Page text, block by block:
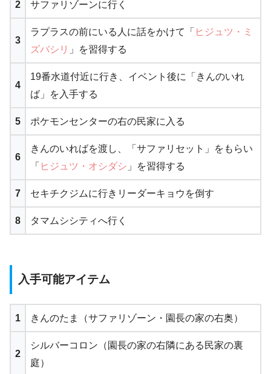
2 サファリゾーンに行く
3
ラプラスの前にいる人に話をかけて「 ヒジュツ・ミ
ズバシリ 」を習得する
4
19番水道付近に行き、イベント後に「きんのいれ
ば」を入手する
5 ポケモンセンターの右の民家に入る
6
きんのいればを渡し、「サファリセット」をもらい
「 ヒジュツ・オシダシ 」を習得する
7 セキチクジムに行きリーダーキョウを倒す
8 タマムシシティへ行く
入手可能アイテム
1 きんのたま（サファリゾーン・園長の家の右奥）
2
シルバーコロン（園長の家の右隣にある民家の裏
庭）